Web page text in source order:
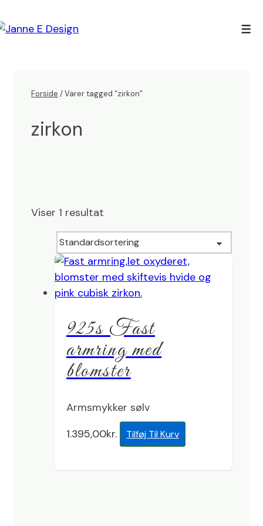
Hop
Forside / Varer tagged “zirkon”
zirkon
Viser 1 resultat
925s Fast
armring med
blomster
Armsmykker sølv
1.395,00kr. Tilføj Til Kurv